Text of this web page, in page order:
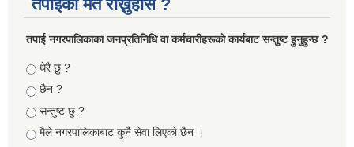
तपाइको मत राख्नुहोस ?
तपा‌ई नगरपालिकाका जनप्रतिनिधि वा कर्मचारीहरूकाे कार्यबाट सन्तुष्ट हुनुहुन्छ ?
Choices
धेरै छु ?
छैन ?
सन्तुष्ट छु ?
मैले नगरपालिकाबाट कुनै सेवा लिएकाे छैन ।